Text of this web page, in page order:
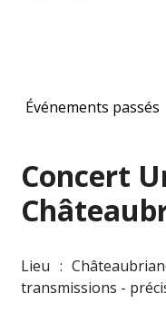
Événements passés
Concert
Lieu :
transmissions -